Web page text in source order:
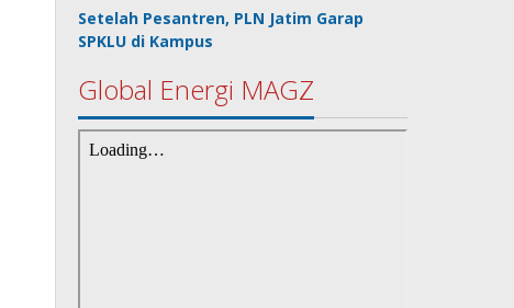
Setelah Pesantren, PLN Jatim Garap
SPKLU di Kampus
Global Energi MAGZ